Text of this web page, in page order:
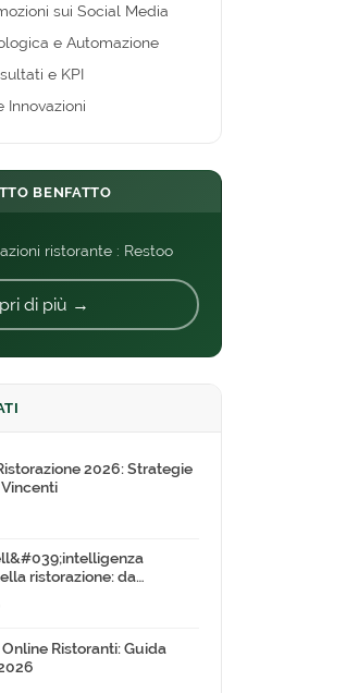
sui Social Media
e Automazione
e KPI
Innovazioni
BENFATTO
ristorante : Restoo
di più →
2026: Strategie
ristorazione: da
strumento quotidiano
Ristoranti: Guida